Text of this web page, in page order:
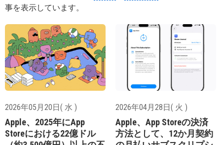
事を表示しています。
2026年05月20日( 水 )
Apple、2025年にApp
Storeにおける22億ドル
2026年04月28日( 火 )
Apple、App Storeの決済
方法として、12か月契約